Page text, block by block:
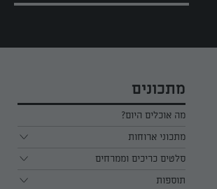
מתכונים
מה אוכלים היום?
מתכוני ארוחות
ארוחת בוקר
ארוחת צהריים
סלטים כריכים וממרחים
כל הסלטים כריכים וממרחים
תוספות